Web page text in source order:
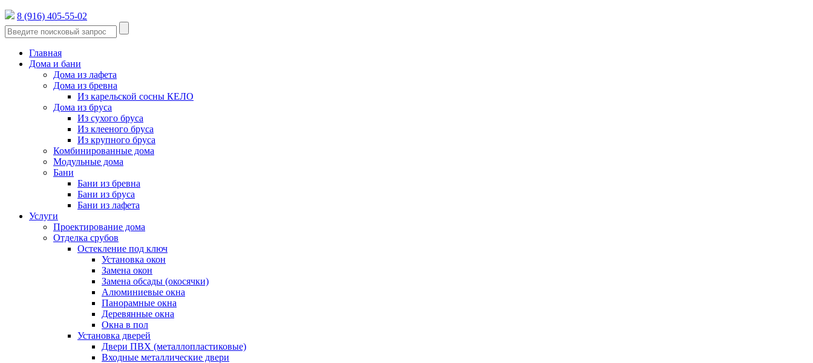
8 (916) 405-55-02
Главная
Дома и бани
Дома из лафета
Дома из бревна
Из карельской сосны КЕЛО
Дома из бруса
Из сухого бруса
Из клееного бруса
Из крупного бруса
Комбинированные дома
Модульные дома
Бани
Бани из бревна
Бани из бруса
Бани из лафета
Услуги
Проектирование дома
Отделка срубов
Остекление под ключ
Установка окон
Замена окон
Замена обсады (окосячки)
Алюминиевые окна
Панорамные окна
Деревянные окна
Окна в пол
Установка дверей
Двери ПВХ (металлопластиковые)
Входные металлические двери